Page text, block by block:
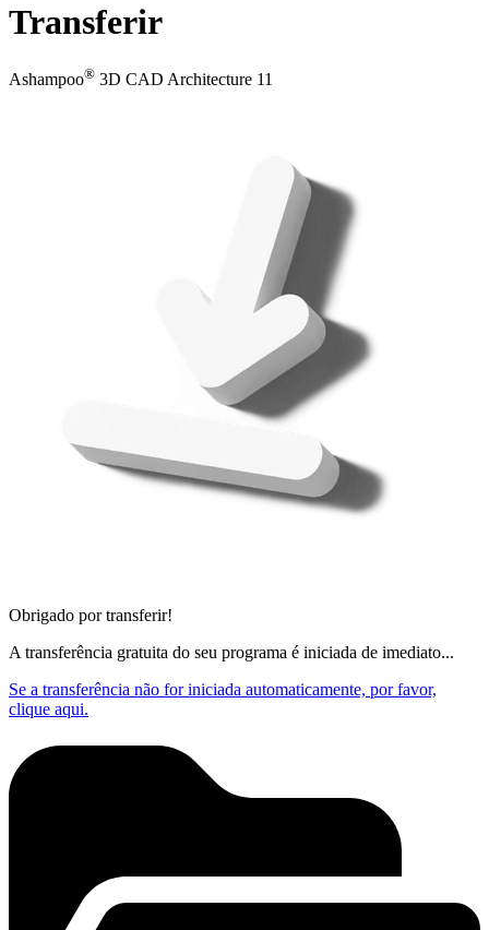
Transferir
Ashampoo® 3D CAD Architecture 11
Obrigado por transferir!
A transferência gratuita do seu programa é iniciada de imediato...
Se a transferência não for iniciada automaticamente, por favor,
clique aqui.